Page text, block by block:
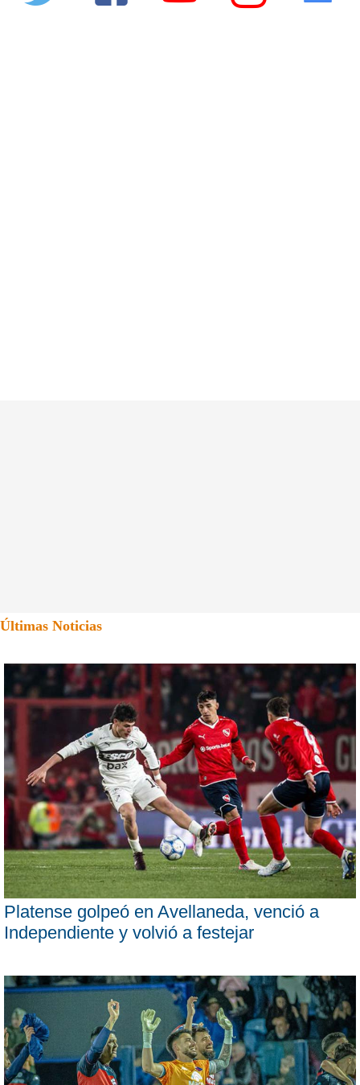
Últimas Noticias
Platense golpeó en Avellaneda, venció a
Independiente y volvió a festejar